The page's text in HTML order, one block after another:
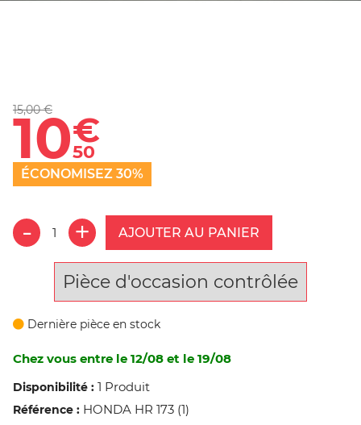
15,00 €
10€
50
ÉCONOMISEZ 30%
AJOUTER AU PANIER
Pièce d'occasion contrôlée
Dernière pièce en stock
Chez vous entre le 12/08 et le 19/08
Disponibilité : 1 Produit
Référence : HONDA HR 173 (1)